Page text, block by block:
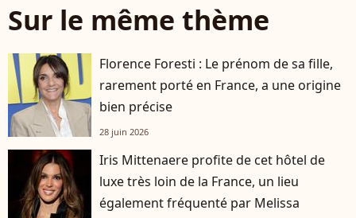
Sur le même thème
Florence Foresti : Le prénom de sa fille,
rarement porté en France, a une origine
bien précise
28 juin 2026
Iris Mittenaere profite de cet hôtel de
luxe très loin de la France, un lieu
également fréquenté par Melissa